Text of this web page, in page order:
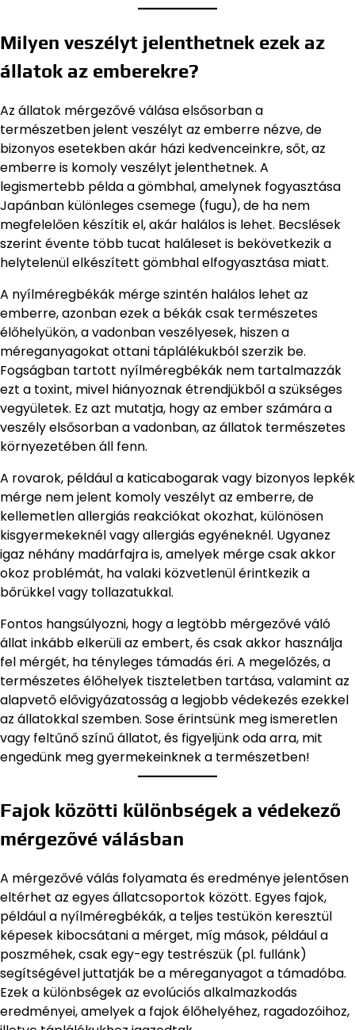
Milyen veszélyt jelenthetnek ezek az
állatok az emberekre?
Az állatok mérgezővé válása elsősorban a
természetben jelent veszélyt az emberre nézve, de
bizonyos esetekben akár házi kedvenceinkre, sőt, az
emberre is komoly veszélyt jelenthetnek. A
legismertebb példa a gömbhal, amelynek fogyasztása
Japánban különleges csemege (fugu), de ha nem
megfelelően készítik el, akár halálos is lehet. Becslések
szerint évente több tucat haláleset is bekövetkezik a
helytelenül elkészített gömbhal elfogyasztása miatt.
A nyílméregbékák mérge szintén halálos lehet az
emberre, azonban ezek a békák csak természetes
élőhelyükön, a vadonban veszélyesek, hiszen a
méreganyagokat ottani táplálékukból szerzik be.
Fogságban tartott nyílméregbékák nem tartalmazzák
ezt a toxint, mivel hiányoznak étrendjükből a szükséges
vegyületek. Ez azt mutatja, hogy az ember számára a
veszély elsősorban a vadonban, az állatok természetes
környezetében áll fenn.
A rovarok, például a katicabogarak vagy bizonyos lepkék
mérge nem jelent komoly veszélyt az emberre, de
kellemetlen allergiás reakciókat okozhat, különösen
kisgyermekeknél vagy allergiás egyéneknél. Ugyanez
igaz néhány madárfajra is, amelyek mérge csak akkor
okoz problémát, ha valaki közvetlenül érintkezik a
bőrükkel vagy tollazatukkal.
Fontos hangsúlyozni, hogy a legtöbb mérgezővé váló
állat inkább elkerüli az embert, és csak akkor használja
fel mérgét, ha tényleges támadás éri. A megelőzés, a
természetes élőhelyek tiszteletben tartása, valamint az
alapvető elővigyázatosság a legjobb védekezés ezekkel
az állatokkal szemben. Sose érintsünk meg ismeretlen
vagy feltűnő színű állatot, és figyeljünk oda arra, mit
engedünk meg gyermekeinknek a természetben!
Fajok közötti különbségek a védekező
mérgezővé válásban
A mérgezővé válás folyamata és eredménye jelentősen
eltérhet az egyes állatcsoportok között. Egyes fajok,
például a nyílméregbékák, a teljes testükön keresztül
képesek kibocsátani a mérget, míg mások, például a
poszméhek, csak egy-egy testrészük (pl. fullánk)
segítségével juttatják be a méreganyagot a támadóba.
Ezek a különbségek az evolúciós alkalmazkodás
eredményei, amelyek a fajok élőhelyéhez, ragadozóihoz,